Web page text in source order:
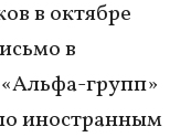
в октябре
в
групп»
иностранным